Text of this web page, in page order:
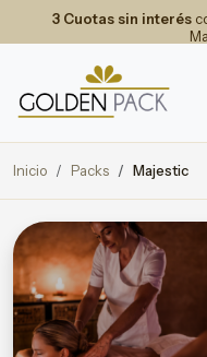
3 Cuotas sin interés
Inicio Packs Majestic